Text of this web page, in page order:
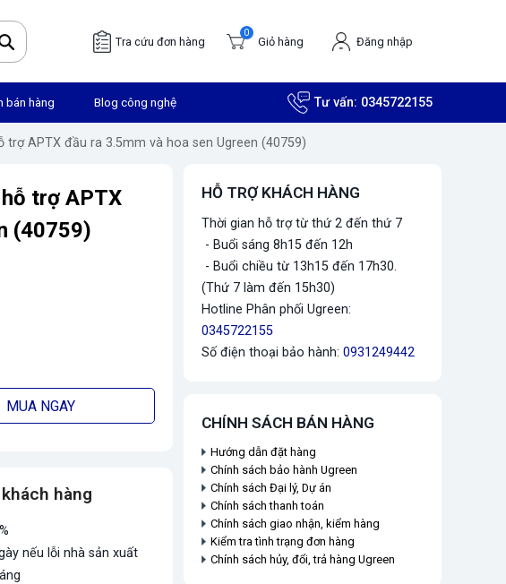
Tra cứu đơn hàng
0
Giỏ hàng Đăng nhập
bán hàng Blog công nghệ Tư vấn: 0345722155
trợ APTX đầu ra 3.5mm và hoa sen Ugreen (40759)
trợ APTX
(40759)
MUA NGAY
hàng
nếu lỗi nhà sản xuất
HỖ TRỢ KHÁCH HÀNG
Thời gian hỗ trợ từ thứ 2 đến thứ 7
- Buổi sáng 8h15 đến 12h
- Buổi chiều từ 13h15 đến 17h30.
(Thứ 7 làm đến 15h30)
Hotline Phân phối Ugreen:
0345722155
Số điện thoại bảo hành: 0931249442
CHÍNH SÁCH BÁN HÀNG
Hướng dẫn đặt hàng
Chính sách bảo hành Ugreen
Chính sách Đại lý, Dự án
Chính sách thanh toán
Chính sách giao nhận, kiểm hàng
Kiểm tra tình trạng đơn hàng
Chính sách hủy, đổi, trả hàng Ugreen